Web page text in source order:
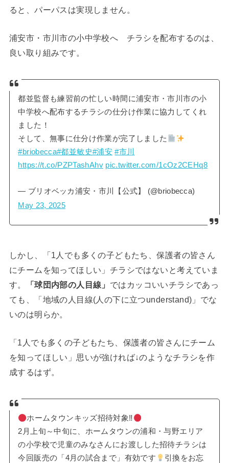
ると、パーパスは実現しません。
浦安市・市川市の小中学校へ チラシを配布するのは、
良い取り組みです。
都並監督も練習前の忙しい時間に浦安市・市川市の小
中学校へ配布するチラシの仕分け作業に協力してくれ
ました！
そして、無事に仕分け作業が完了しました
#briobecca#都並敏史#浦安 #市川
https://t.co/PZPTashAhv pic.twitter.com/1cOz2CEHq8
— ブリオベッカ浦安・市川【公式】 (@briobecca)
May 23, 2025
しかし、「1人でも多くの子どもたち、保護者の皆さん
にチームを知ってほしい」チラシではないと考えていま
す。
「球団内部の人目線」 ではカッコいいチラシであっ
ても、「地域の人目線(人の下に立つunderstand)」でな
いのは明らか。
「1人でも多くの子どもたち、保護者の皆さんにチーム
を知ってほしい」思いが強ければ↓のようなチラシを作
成するはず。
ホームタウンキッズ招待対象‼
2月上旬～中旬に、ホームタウンの浦和・与野エリア
の小学校で児童のみなさんにお渡しした招待チラシは
今回販売の「4月の試合まで」有効です
引換をお忘